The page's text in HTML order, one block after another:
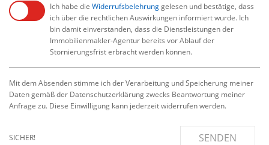
Ich habe die Widerrufsbelehrunggelesen und bestätige, dass
ich über die rechtlichen Auswirkungen informiert wurde. Ich
bin damit einverstanden, dass die Dienstleistungen der
Immobilienmakler-Agentur bereits vor Ablauf der
Stornierungsfrist erbracht werden können.
Mit dem Absenden stimme ich der Verarbeitung und Speicherung meiner
Daten gemäß der Datenschutzerklärung zwecks Beantwortung meiner
Anfrage zu. Diese Einwilligung kann jederzeit widerrufen werden.
SICHER! SENDEN